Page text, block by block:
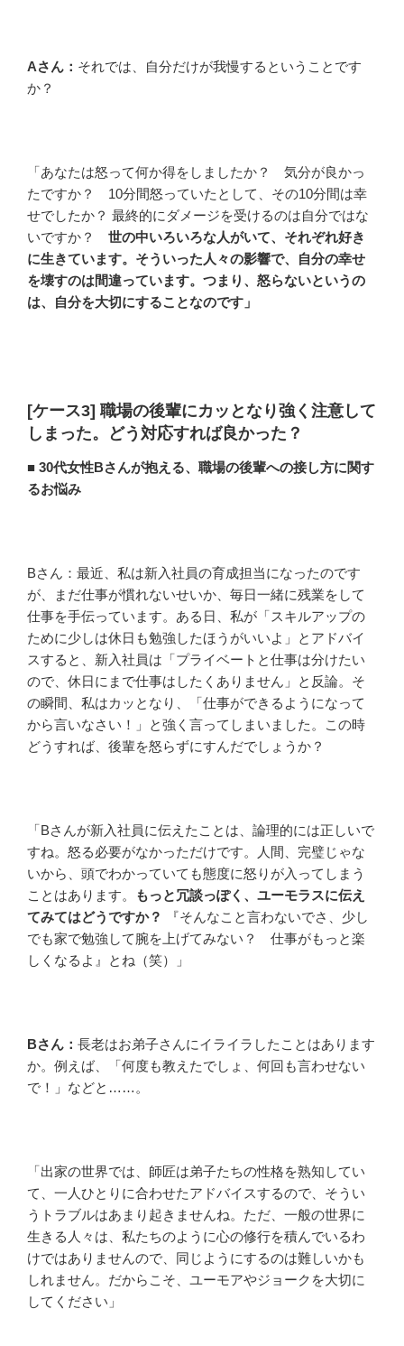
Aさん： それでは、自分だけが我慢するということです
か？
「あなたは怒って何か得をしましたか？ 気分が良かっ
たですか？ 10分間怒っていたとして、その10分間は幸
せでしたか？ 最終的にダメージを受けるのは自分ではな
いですか？ 世の中いろいろな人がいて、それぞれ好き
に生きています。そういった人々の影響で、自分の幸せ
を壊すのは間違っています。つまり、怒らないというの
は、自分を大切にすることなのです」
[ケース3] 職場の後輩にカッとなり強く注意して
しまった。どう対応すれば良かった？
■ 30代女性Bさんが抱える、職場の後輩への接し方に関す
るお悩み
Bさん：最近、私は新入社員の育成担当になったのです
が、まだ仕事が慣れないせいか、毎日一緒に残業をして
仕事を手伝っています。ある日、私が「スキルアップの
ために少しは休日も勉強したほうがいいよ」とアドバイ
スすると、新入社員は「プライベートと仕事は分けたい
ので、休日にまで仕事はしたくありません」と反論。そ
の瞬間、私はカッとなり、「仕事ができるようになって
から言いなさい！」と強く言ってしまいました。この時
どうすれば、後輩を怒らずにすんだでしょうか？
「Bさんが新入社員に伝えたことは、論理的には正しいで
すね。怒る必要がなかっただけです。人間、完璧じゃな
いから、頭でわかっていても態度に怒りが入ってしまう
ことはあります。
もっと冗談っぽく、ユーモラスに伝え
てみてはどうですか？
『そんなこと言わないでさ、少し
でも家で勉強して腕を上げてみない？ 仕事がもっと楽
しくなるよ』とね（笑）」
Bさん： 長老はお弟子さんにイライラしたことはあります
か。例えば、「何度も教えたでしょ、何回も言わせない
で！」などと……。
「出家の世界では、師匠は弟子たちの性格を熟知してい
て、一人ひとりに合わせたアドバイスするので、そうい
うトラブルはあまり起きませんね。ただ、一般の世界に
生きる人々は、私たちのように心の修行を積んでいるわ
けではありませんので、同じようにするのは難しいかも
しれません。だからこそ、ユーモアやジョークを大切に
してください」